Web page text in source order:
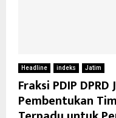
Headline indeks Jatim
Fraksi PDIP
Pembentukan